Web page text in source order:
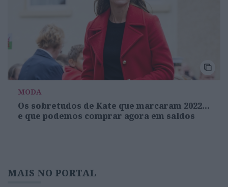
MODA
Os sobretudos de Kate que marcaram 2022...
e que podemos comprar agora em saldos
MAIS NO PORTAL